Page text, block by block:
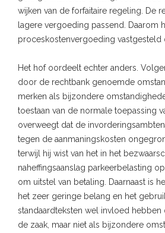
wijken van de forfaitaire regeling. De
lagere vergoeding passend. Daarom
proceskostenvergoeding vastgesteld
Het hof oordeelt echter anders.
door de rechtbank genoemde
merken als bijzondere
toestaan van de normale toepassing
overweegt dat de
tegen de aanmaningskosten
terwijl hij wist van het in het
naheffingsaanslag parkeerbelasting
om uitstel van betaling. Daarnaast is
het zeer geringe belang en het
standaardteksten wel invloed hebben
de zaak, maar niet als bijzondere